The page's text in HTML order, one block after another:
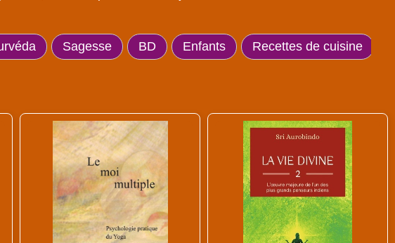
Sagesse BD Enfants Recettes de cuisine